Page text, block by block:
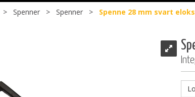
> Spenner > Spenner > Spenne 28 mm svart